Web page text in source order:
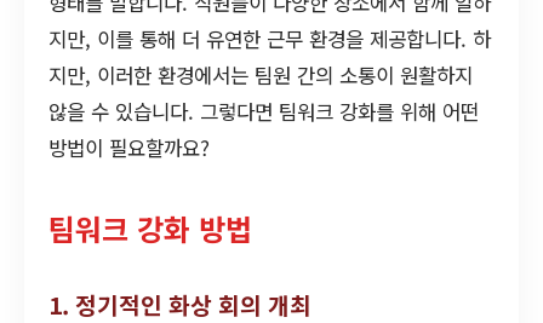
지만, 이를 통해 더 유연한 근무 환경을 제공합니다. 하
지만, 이러한 환경에서는 팀원 간의 소통이 원활하지
않을 수 있습니다. 그렇다면 팀워크 강화를 위해 어떤
방법이 필요할까요?
팀워크 강화 방법
1. 정기적인 화상 회의 개최